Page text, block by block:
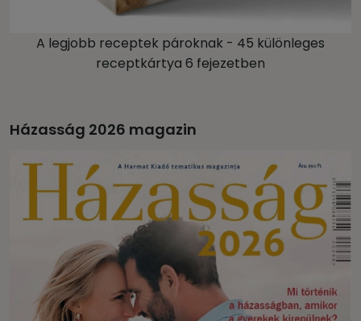
A legjobb receptek pároknak - 45 különleges
receptkártya 6 fejezetben
Házasság 2026 magazin